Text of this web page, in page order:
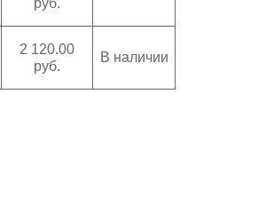
руб.
2 120.00
руб.
В наличии